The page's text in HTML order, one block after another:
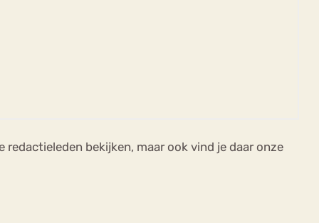
redactieleden bekijken, maar ook vind je daar onze